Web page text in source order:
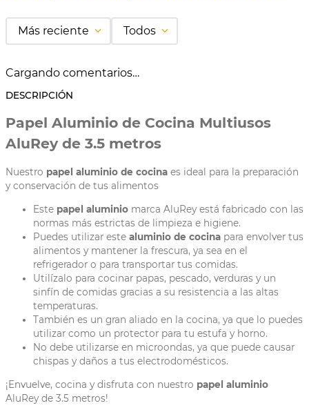
Más reciente Todos
Cargando comentarios…
DESCRIPCIÓN
Papel Aluminio de Cocina Multiusos
AluRey de 3.5 metros
Nuestro papel aluminio de cocina es ideal para la preparación
y conservación de tus alimentos
Este papel aluminio marca AluRey está fabricado con las
normas más estrictas de limpieza e higiene.
Puedes utilizar este aluminio de cocina para envolver tus
alimentos y mantener la frescura, ya sea en el
refrigerador o para transportar tus comidas.
Utilízalo para cocinar papas, pescado, verduras y un
sinfín de comidas gracias a su resistencia a las altas
temperaturas.
También es un gran aliado en la cocina, ya que lo puedes
utilizar como un protector para tu estufa y horno.
No debe utilizarse en microondas, ya que puede causar
chispas y daños a tus electrodomésticos.
¡Envuelve, cocina y disfruta con nuestro papel aluminio
AluRey de 3.5 metros!